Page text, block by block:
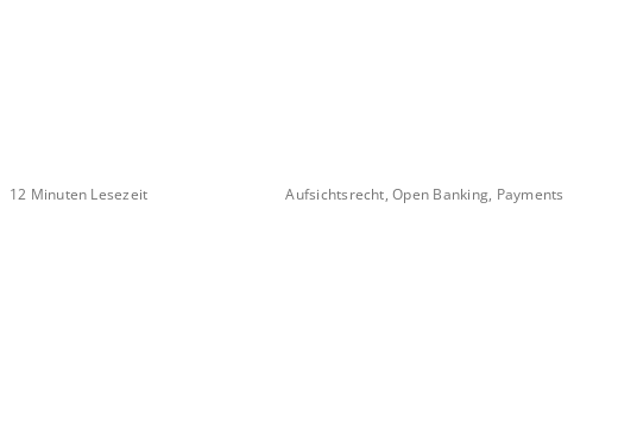
12 Minuten Lesezeit Aufsichtsrecht, Open Banking, Payments